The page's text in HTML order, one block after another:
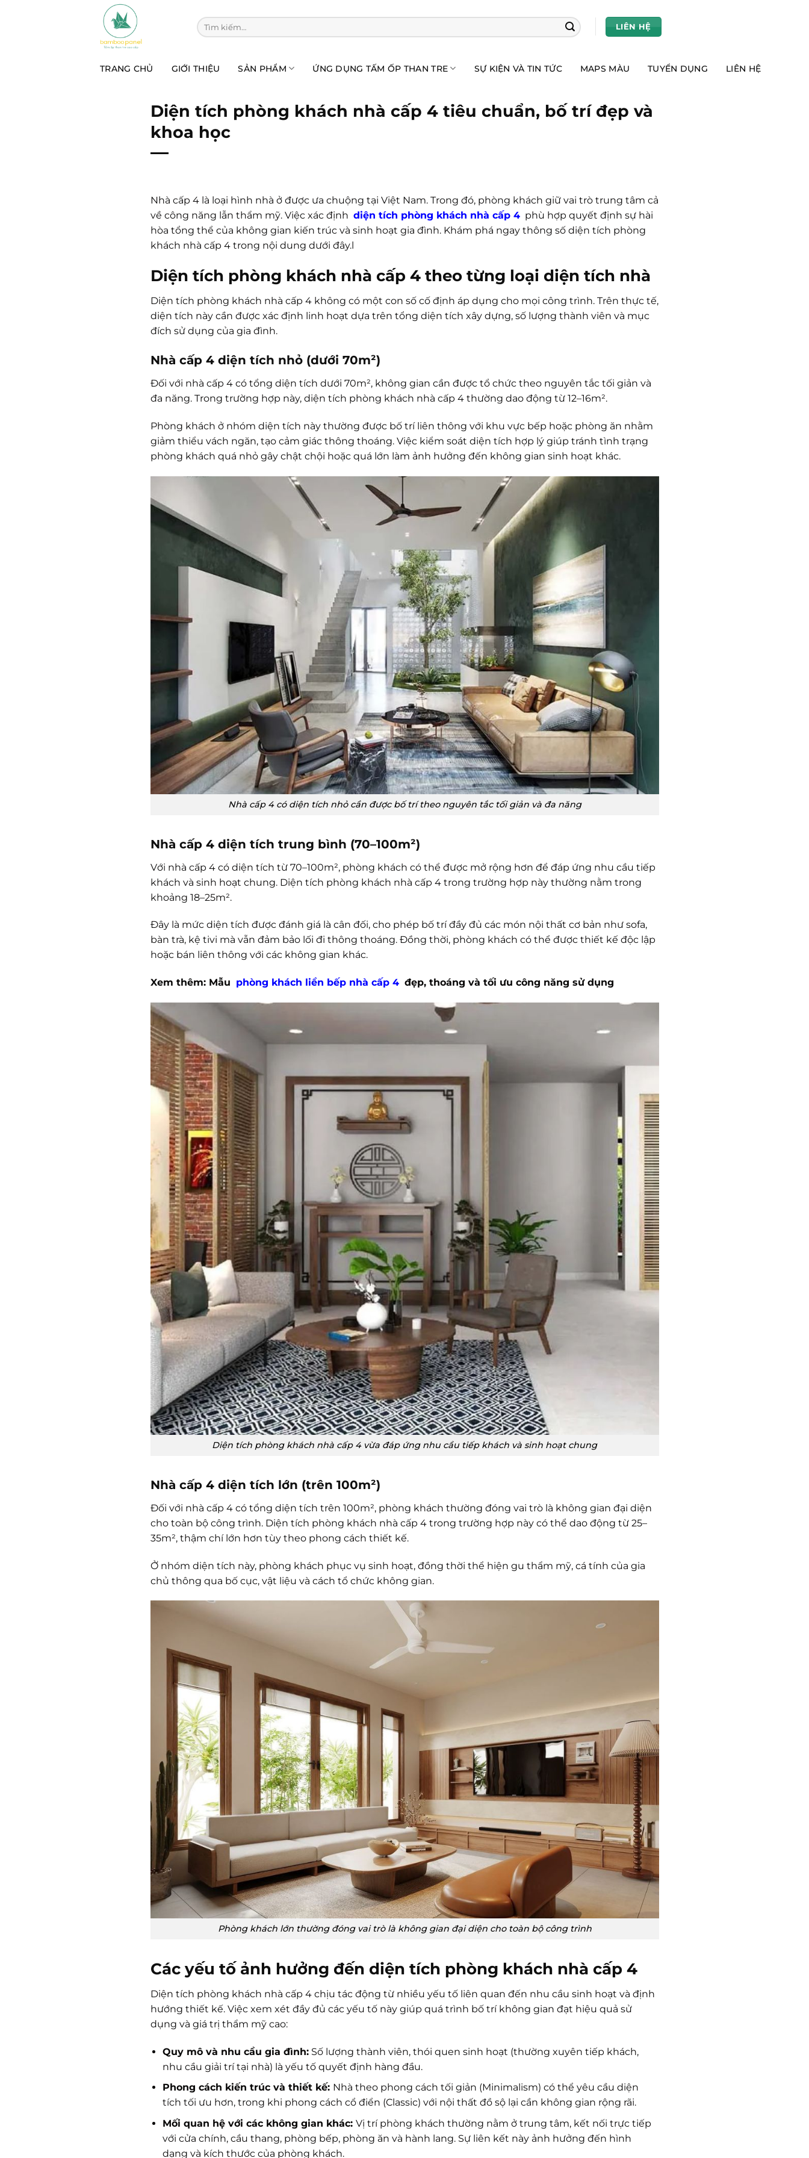
Tìm kiếm: LIÊN HỆ
TRANG CHỦ GIỚI THIỆU SẢN PHẨM ỨNG DỤNG TẤM ỐP THAN TRE SỰ KIỆN VÀ TIN TỨC MAPS MÀU TUYỂN DỤNG LIÊN HỆ
Diện tích phòng khách nhà cấp 4 tiêu chuẩn, bố trí đẹp và
khoa học
Nhà cấp 4 là loại hình nhà ở được ưa chuộng tại Việt Nam. Trong đó, phòng khách giữ vai trò trung tâm cả
về công năng lẫn thẩm mỹ. Việc xác định diện tích phòng khách nhà cấp 4 phù hợp quyết định sự hài
hòa tổng thể của không gian kiến trúc và sinh hoạt gia đình. Khám phá ngay thông số diện tích phòng
khách nhà cấp 4 trong nội dung dưới đây.l
Diện tích phòng khách nhà cấp 4 theo từng loại diện tích nhà
Diện tích phòng khách nhà cấp 4 không có một con số cố định áp dụng cho mọi công trình. Trên thực tế,
diện tích này cần được xác định linh hoạt dựa trên tổng diện tích xây dựng, số lượng thành viên và mục
đích sử dụng của gia đình.
Nhà cấp 4 diện tích nhỏ (dưới 70m²)
Đối với nhà cấp 4 có tổng diện tích dưới 70m², không gian cần được tổ chức theo nguyên tắc tối giản và
đa năng. Trong trường hợp này, diện tích phòng khách nhà cấp 4 thường dao động từ 12–16m².
Phòng khách ở nhóm diện tích này thường được bố trí liên thông với khu vực bếp hoặc phòng ăn nhằm
giảm thiểu vách ngăn, tạo cảm giác thông thoáng. Việc kiểm soát diện tích hợp lý giúp tránh tình trạng
phòng khách quá nhỏ gây chật chội hoặc quá lớn làm ảnh hưởng đến không gian sinh hoạt khác.
Nhà cấp 4 có diện tích nhỏ cần được bố trí theo nguyên tắc tối giản và đa năng
Nhà cấp 4 diện tích trung bình (70–100m²)
Với nhà cấp 4 có diện tích từ 70–100m², phòng khách có thể được mở rộng hơn để đáp ứng nhu cầu tiếp
khách và sinh hoạt chung. Diện tích phòng khách nhà cấp 4 trong trường hợp này thường nằm trong
khoảng 18–25m².
Đây là mức diện tích được đánh giá là cân đối, cho phép bố trí đầy đủ các món nội thất cơ bản như sofa,
bàn trà, kệ tivi mà vẫn đảm bảo lối đi thông thoáng. Đồng thời, phòng khách có thể được thiết kế độc lập
hoặc bán liên thông với các không gian khác.
Xem thêm: Mẫu phòng khách liền bếp nhà cấp 4 đẹp, thoáng và tối ưu công năng sử dụng
Diện tích phòng khách nhà cấp 4 vừa đáp ứng nhu cầu tiếp khách và sinh hoạt chung
Nhà cấp 4 diện tích lớn (trên 100m²)
Đối với nhà cấp 4 có tổng diện tích trên 100m², phòng khách thường đóng vai trò là không gian đại diện
cho toàn bộ công trình. Diện tích phòng khách nhà cấp 4 trong trường hợp này có thể dao động từ 25–
35m², thậm chí lớn hơn tùy theo phong cách thiết kế.
Ở nhóm diện tích này, phòng khách phục vụ sinh hoạt, đồng thời thể hiện gu thẩm mỹ, cá tính của gia
chủ thông qua bố cục, vật liệu và cách tổ chức không gian.
Phòng khách lớn thường đóng vai trò là không gian đại diện cho toàn bộ công trình
Các yếu tố ảnh hưởng đến diện tích phòng khách nhà cấp 4
Diện tích phòng khách nhà cấp 4 chịu tác động từ nhiều yếu tố liên quan đến nhu cầu sinh hoạt và định
hướng thiết kế. Việc xem xét đầy đủ các yếu tố này giúp quá trình bố trí không gian đạt hiệu quả sử
dụng và giá trị thẩm mỹ cao:
Quy mô và nhu cầu gia đình: Số lượng thành viên, thói quen sinh hoạt (thường xuyên tiếp khách,
nhu cầu giải trí tại nhà) là yếu tố quyết định hàng đầu.
Phong cách kiến trúc và thiết kế: Nhà theo phong cách tối giản (Minimalism) có thể yêu cầu diện
tích tối ưu hơn, trong khi phong cách cổ điển (Classic) với nội thất đồ sộ lại cần không gian rộng rãi.
Mối quan hệ với các không gian khác:Vị trí phòng khách thường nằm ở trung tâm, kết nối trực tiếp
với cửa chính, cầu thang, phòng bếp, phòng ăn và hành lang. Sự liên kết này ảnh hưởng đến hình
dạng và kích thước của phòng khách.